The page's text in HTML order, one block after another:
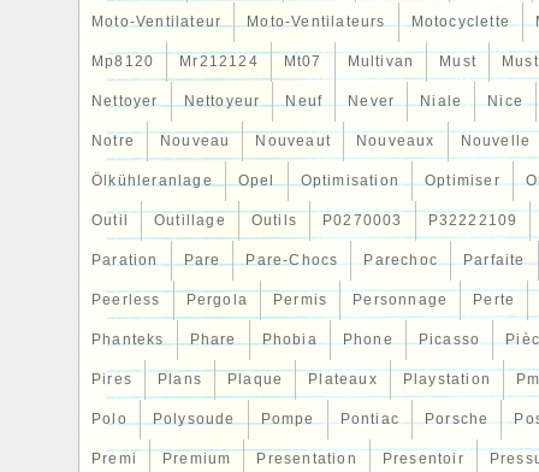
Moto-Ventilateur Moto-Ventilateurs Motocyclette
Mp8120 Mr212124 Mt07 Multivan Must
Nettoyer Nettoyeur Neuf Never Niale Nice
Notre Nouveau Nouveaut Nouveaux Nouvelle
Ölkühleranlage Opel Optimisation Optimiser
Outil Outillage Outils P0270003 P32222109
Paration Pare Pare-Chocs Parechoc Parfaite
Peerless Pergola Permis Personnage Perte
Phanteks Phare Phobia Phone Picasso
Pires Plans Plaque Plateaux Playstation
Polo Polysoude Pompe Pontiac Porsche
Premi Premium Presentation Presentoir